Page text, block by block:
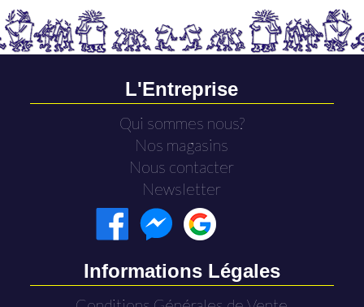
L'Entreprise
Qui sommes nous?
Nos magasins
Nous contacter
Newsletter
Informations Légales